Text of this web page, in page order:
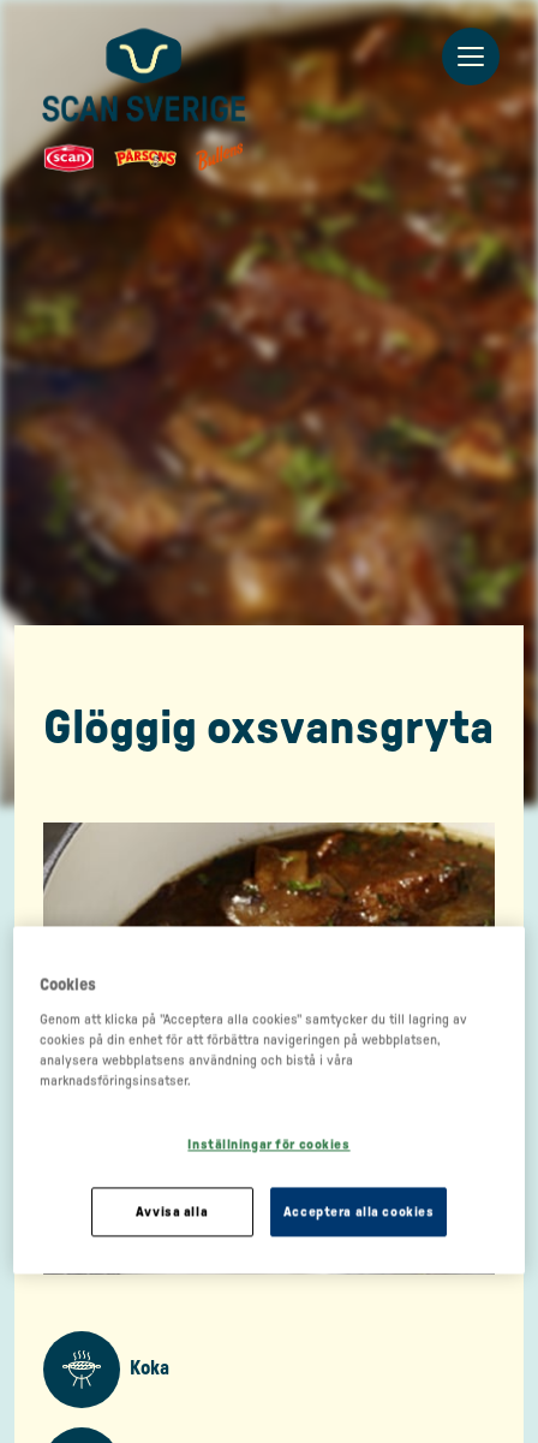
Go to main content
Glöggig oxsvansgryta
Koka
Cookies
Genom att klicka på "Acceptera alla cookies" samtycker du till lagring av
cookies på din enhet för att förbättra navigeringen på webbplatsen,
analysera webbplatsens användning och bistå i våra
marknadsföringsinsatser.
Inställningar för cookies
Avvisa alla Acceptera alla cookies